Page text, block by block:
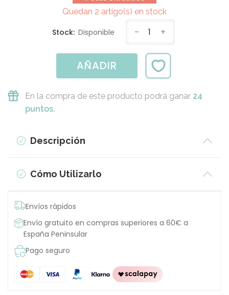
Quedan 2 artigo(s) en stock
Stock: Disponible - 1 +
AÑADIR
En la compra de este producto podrá ganar 24
puntos.
Descripción
Cómo Utilizarlo
Envíos rápidos
Envío gratuito en compras superiores a 60€ a
España Peninsular
Pago seguro